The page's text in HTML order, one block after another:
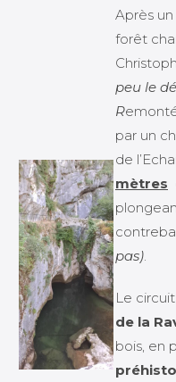
Après
forêt
peu le
R
par un
de
mètres
pas)
Le
de la
bois, en